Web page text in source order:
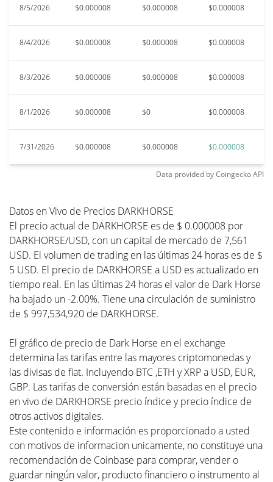
8/5/2026 $0.000008 $0.000008 $0.000008
8/4/2026 $0.000008 $0.000008 $0.000008
8/3/2026 $0.000008 $0.000008 $0.000008
8/1/2026 $0.000008 $0 $0.000008
7/31/2026 $0.000008 $0.000008 $0.000008
Data provided byCoingeckoAPI
Datos en Vivo de Precios DARKHORSE
El precio actual de DARKHORSE es de $ 0.000008 por
DARKHORSE/USD, con un capital de mercado de 7,561
USD. El volumen de trading en las últimas 24 horas es de $
5 USD. El precio de DARKHORSE a USD es actualizado en
tiempo real. En las últimas 24 horas el valor de Dark Horse
ha bajado un -2.00%. Tiene una circulación de suministro
de $ 997,534,920 de DARKHORSE.
El gráfico de precio de Dark Horse en el exchange
determina las tarifas entre las mayores criptomonedas y
las divisas de fiat. Incluyendo BTC ,ETH y XRP a USD, EUR,
GBP. Las tarifas de conversión están basadas en el precio
en vivo de DARKHORSE precio índice y precio índice de
otros activos digitales.
Este contenido e información es proporcionado a usted
con motivos de informacion unicamente, no constituye una
recomendación de Coinbase para comprar, vender o
guardar ningún valor, producto financiero o instrumento al